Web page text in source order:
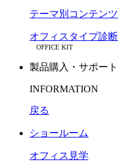
テーマ別コンテンツ
オフィスタイプ診断
OFFICE KIT
製品購入・サポート
INFORMATION
戻る
ショールーム
オフィス見学